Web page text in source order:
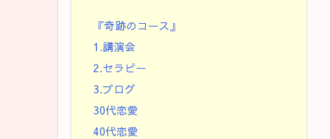
『奇跡のコース』
1.講演会
2.セラピー
3.ブログ
30代恋愛
40代恋愛